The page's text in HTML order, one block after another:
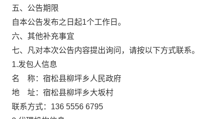
五、公告期限
自本公告发布之日起1个工作日。
六、其他补充事宜
七、凡对本次公告内容提出询问，请按以下方式联系。
1.发包人信息
名
称：宿松县柳坪乡人民政府
地
址：宿松县柳坪乡大坂村
联系方式：136 5556 6795